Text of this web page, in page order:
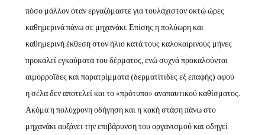
πόσο μάλλον όταν εργαζόμαστε για τουλάχιστον οκτώ ώρες
καθημερινά πάνω σε μηχανάκι. Επίσης η πολύωρη και
καθημερινή έκθεση στον ήλιο κατά τους καλοκαιρινούς μήνες
προκαλεί εγκαύματα του δέρματος, ενώ συχνά προκαλούνται
αιμορροΐδες και παρατρίμματα (δερματίτιδες εξ επαφής) αφού
η σέλα δεν αποτελεί και το «πρότυπο» αναπαυτικού καθίσματος.
Ακόμα η πολύχρονη οδήγηση και η κακή στάση πάνω στο
μηχανάκι αυξάνει την επιβάρυνση του οργανισμού και οδηγεί